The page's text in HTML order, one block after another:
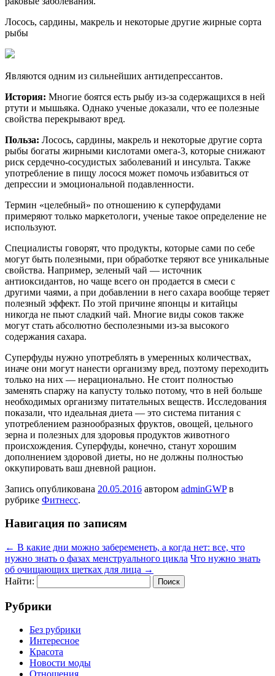
Лосось, сардины, макрель и некоторые другие жирные сорта
рыбы
Являются одним из сильнейших антидепрессантов.
История: Многие боятся есть рыбу из-за содержащихся в ней
ртути и мышьяка. Однако ученые доказали, что ее полезные
свойства перекрывают вред.
Польза: Лосось, сардины, макрель и некоторые другие сорта
рыбы богаты жирными кислотами омега-3, которые снижают
риск сердечно-сосудистых заболеваний и инсульта. Также
употребление в пищу лосося может помочь избавиться от
депрессии и эмоциональной подавленности.
Термин «целебный» по отношению к суперфудами
примеряют только маркетологи, ученые такое определение не
используют.
Специалисты говорят, что продукты, которые сами по себе
могут быть полезными, при обработке теряют все уникальные
свойства. Например, зеленый чай — источник
антиоксидантов, но чаще всего он продается в смеси с
другими чаями, а при добавлении в него сахара вообще теряет
полезный эффект. По этой причине японцы и китайцы
никогда не пьют сладкий чай. Многие виды соков также
могут стать абсолютно бесполезными из-за высокого
содержания сахара.
Суперфуды нужно употреблять в умеренных количествах,
иначе они могут нанести организму вред, поэтому переходить
только на них — нерационально. Не стоит полностью
заменять спаржу на капусту только потому, что в ней больше
необходимых организму питательных веществ. Исследования
показали, что идеальная диета — это система питания с
употреблением разнообразных фруктов, овощей, цельного
зерна и полезных для здоровья продуктов животного
происхождения. Суперфуды, конечно, станут хорошим
дополнением здоровой диеты, но не должны полностью
оккупировать ваш дневной рацион.
Запись опубликована 20.05.2016 автором adminGWPв
рубрике Фитнесс.
Навигация по записям
← В какие дни можно забеременеть, а когда нет: все, что
нужно знать о фазах менструального цикла Что нужно знать
об очищающих щетках для лица →
Найти:
Рубрики
Без рубрики
Интересное
Красота
Новости моды